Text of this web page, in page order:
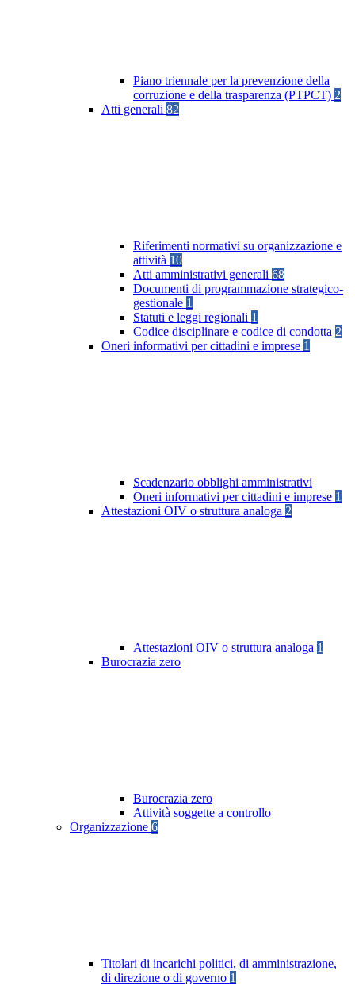
Piano triennale per la prevenzione della
corruzione e della trasparenza (PTPCT) 2
Atti generali 82
Riferimenti normativi su organizzazione e
attività 10
Atti amministrativi generali 68
Documenti di programmazione strategico-
gestionale 1
Statuti e leggi regionali 1
Codice disciplinare e codice di condotta 2
Oneri informativi per cittadini e imprese 1
Scadenzario obblighi amministrativi
Oneri informativi per cittadini e imprese 1
Attestazioni OIV o struttura analoga 2
Attestazioni OIV o struttura analoga 1
Burocrazia zero
Burocrazia zero
Attività soggette a controllo
Organizzazione 6
Titolari di incarichi politici, di amministrazione,
di direzione o di governo 1